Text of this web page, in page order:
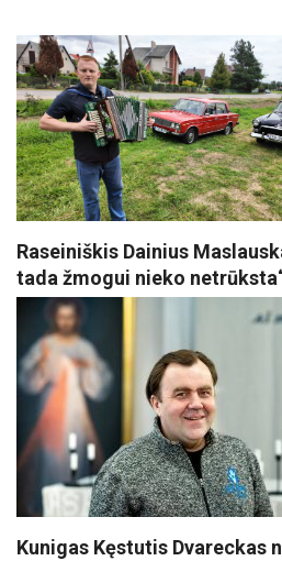
Raseiniškis Dainius
tada žmogui nieko
Kunigas Kęstutis Dvareckas